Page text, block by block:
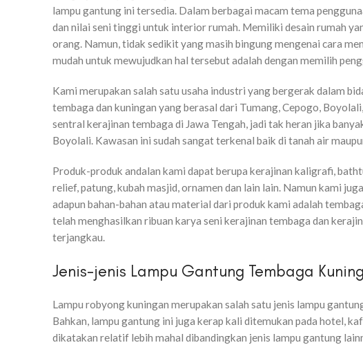
lampu gantung ini tersedia. Dalam berbagai macam tema
dan nilai seni tinggi untuk interior rumah. Memiliki desain rumah
orang. Namun, tidak sedikit yang masih bingung mengenai cara
mudah untuk mewujudkan hal tersebut adalah dengan memilih
Kami merupakan salah satu usaha industri yang bergerak dalam
tembaga dan kuningan yang berasal dari Tumang, Cepogo,
sentral kerajinan tembaga di Jawa Tengah, jadi tak heran jika
Boyolali. Kawasan ini sudah sangat terkenal baik di tanah air
Produk-produk andalan kami dapat berupa kerajinan kaligrafi,
relief, patung, kubah masjid, ornamen dan lain lain. Namun kami
adapun bahan-bahan atau material dari produk kami adalah
telah menghasilkan ribuan karya seni kerajinan tembaga dan
terjangkau.
Jenis-jenis Lampu Gantung Tembaga
Lampu robyong kuningan merupakan salah satu jenis lampu
Bahkan, lampu gantung ini juga kerap kali ditemukan pada hotel,
dikatakan relatif lebih mahal dibandingkan jenis lampu gantung